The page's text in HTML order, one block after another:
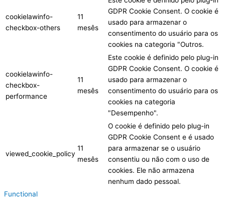
cookielawinfo-
checkbox-others
11
mesês
GDPR Cookie Consent. O cookie é
usado para armazenar o
consentimento do usuário para os
cookies na categoria "Outros.
cookielawinfo-
checkbox-
performance
11
mesês
Este cookie é definido pelo plug-in
GDPR Cookie Consent. O cookie é
usado para armazenar o
consentimento do usuário para os
cookies na categoria
"Desempenho".
viewed_cookie_policy
11
mesês
O cookie é definido pelo plug-in
GDPR Cookie Consent e é usado
para armazenar se o usuário
consentiu ou não com o uso de
cookies. Ele não armazena
nenhum dado pessoal.
Functional